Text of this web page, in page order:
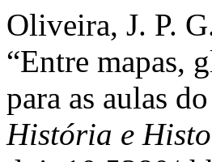
Oliveira, J. P.
“Entre mapas,
para as aulas
História e